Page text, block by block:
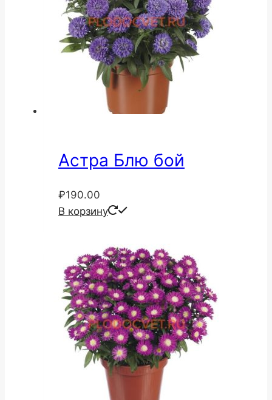
Астра Блю бой
₽190.00
В корзину